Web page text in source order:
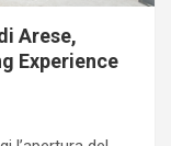
Arese,
Experience